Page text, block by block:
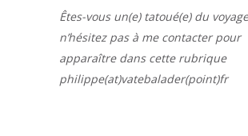
Êtes-vous un(e) tatoué(e) du
n’hésitez pas à me contacter pour
apparaître dans cette rubrique
philippe(at)vatebalader(point)fr